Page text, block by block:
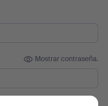
Mostrar contraseña.